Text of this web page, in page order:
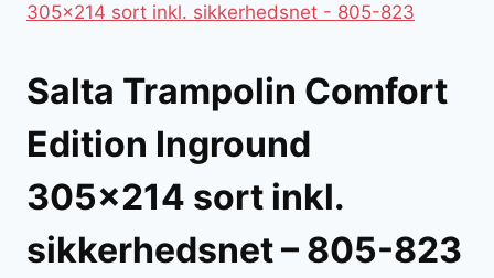
Salta Trampolin Comfort
Edition Inground
305×214 sort inkl.
sikkerhedsnet – 805-823